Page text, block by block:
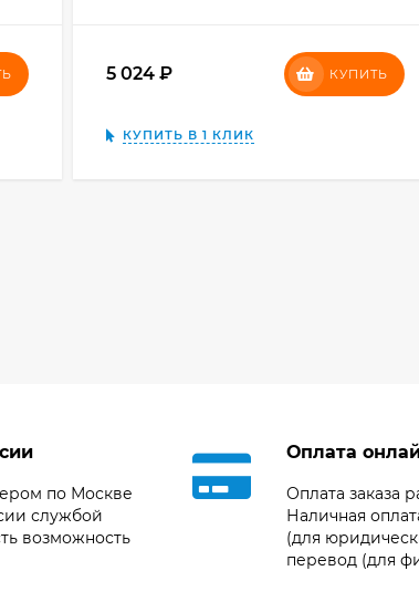
5 024 КУПИТЬ
КУПИТЬ В 1 КЛИК
по Москве
службой
возможность
Оплата
Оплата заказа
Наличная
(для
перевод (для